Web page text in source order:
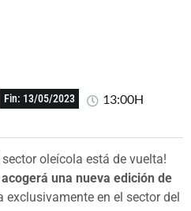
Fin: 13/05/2023 13:00H
oleícola está de vuelta!
una nueva edición de
exclusivamente en el sector del